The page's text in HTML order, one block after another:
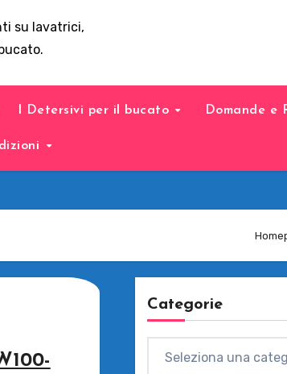
su lavatrici,
I Detersivi per il bucato Domande e
Categorie